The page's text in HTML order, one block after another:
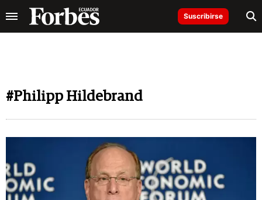
Suscribirse
#Philipp Hildebrand